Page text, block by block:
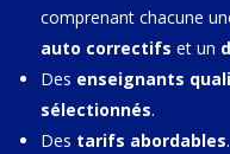
comprenant chacune
auto correctifs et un
Des enseignants
sélectionnés.
Des tarifs abordables.